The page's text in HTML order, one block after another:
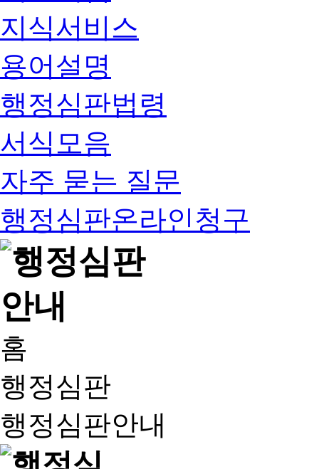
지식서비스
용어설명
행정심판법령
서식모음
자주 묻는 질문
행정심판온라인청구
홈
행정심판
행정심판안내